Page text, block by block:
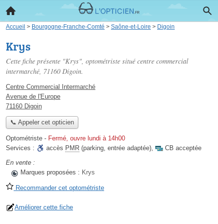
Accueil > Bourgogne-Franche-Comté > Saône-et-Loire > Digoin
Krys
Cette fiche présente "Krys", optométriste situé centre commercial
intermarché, 71160 Digoin.
Centre Commercial Intermarché
Avenue de l'Europe
71160 Digoin
📞 Appeler cet opticien
Optométriste - Fermé, ouvre lundi à 14h00
Services :
accès PMR (parking, entrée adaptée),
CB acceptée
En vente :
Marques proposées : Krys
Recommander cet optométriste
Améliorer cette fiche